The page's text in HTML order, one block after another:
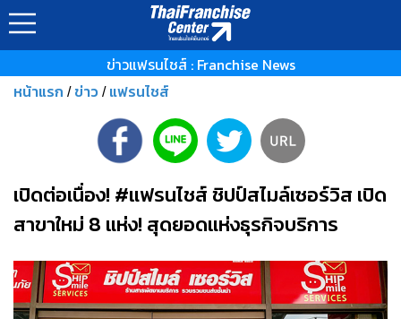
ข่าวแฟรนไชส์ : Franchise News
หน้าแรก / ข่าว / แฟรนไชส์
เปิดต่อเนื่อง! #แฟรนไชส์ ชิปป์สไมล์เซอร์วิส เปิด
สาขาใหม่ 8 แห่ง! สุดยอดแห่งธุรกิจบริการ